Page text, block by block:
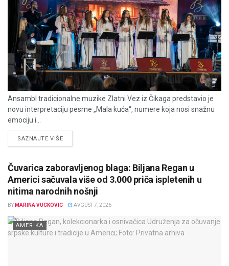
Ansambl tradicionalne muzike Zlatni Vez iz Čikaga predstavio je
novu interpretaciju pesme „Mala kuća“, numere koja nosi snažnu
emociju i...
SAZNAJTE VIŠEDETAILS
Čuvarica zaboravljenog blaga: Biljana Regan u
Americi sačuvala više od 3.000 priča ispletenih u
nitima narodnih nošnji
BY MARINA VUCKOVIC AVGUST 7, 2026
AMERIKA